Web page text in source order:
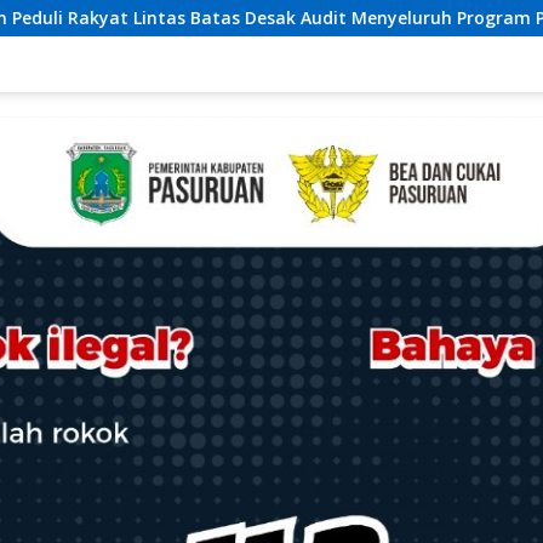
Program Pemulihan Pertanian Bireuen,